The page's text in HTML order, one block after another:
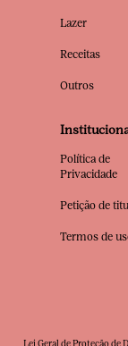
Lazer
Receitas
Outros
Política de
Privacidade
Petição de
Termos de
Lei Geral de Proteção de